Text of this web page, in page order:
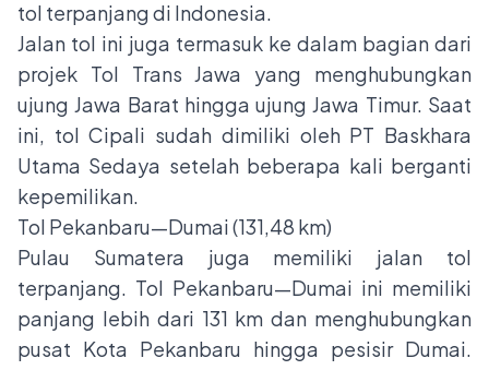
tol terpanjang di Indonesia.
Jalan tol ini juga termasuk ke dalam bagian dari
projek Tol Trans Jawa yang menghubungkan
ujung Jawa Barat hingga ujung Jawa Timur. Saat
ini, tol Cipali sudah dimiliki oleh PT Baskhara
Utama Sedaya setelah beberapa kali berganti
kepemilikan.
Tol Pekanbaru—Dumai (131,48 km)
Pulau Sumatera juga memiliki jalan tol
terpanjang. Tol Pekanbaru—Dumai ini memiliki
panjang lebih dari 131 km dan menghubungkan
pusat Kota Pekanbaru hingga pesisir Dumai.